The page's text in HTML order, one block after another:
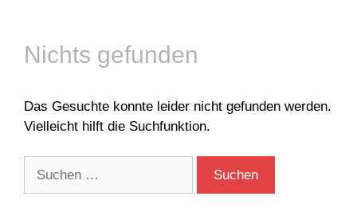
Nichts gefunden
Das Gesuchte konnte leider nicht gefunden werden.
Vielleicht hilft die Suchfunktion.